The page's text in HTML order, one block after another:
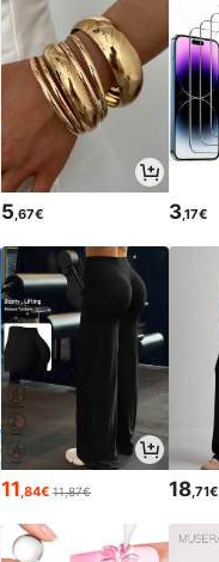
5,67€ 3,17€
11,84€ 11,87€ 18,71€